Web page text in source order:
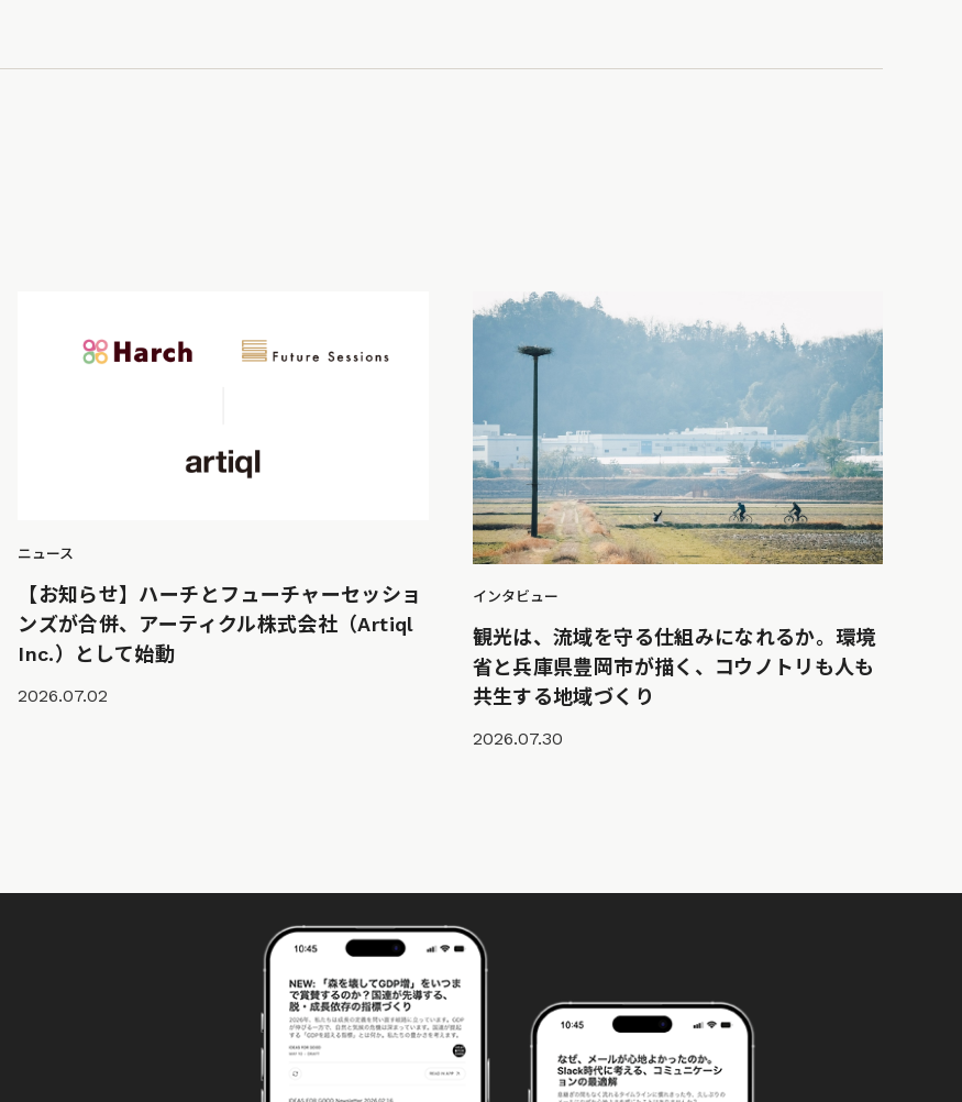
ニュース
【お知らせ】ハーチとフューチャーセッショ
ンズが合併、アーティクル株式会社（Artiql
Inc.）として始動
2026.07.02
インタビュー
観光は、流域を守る仕組みになれるか。環境
省と兵庫県豊岡市が描く、コウノトリも人も
共生する地域づくり
2026.07.30